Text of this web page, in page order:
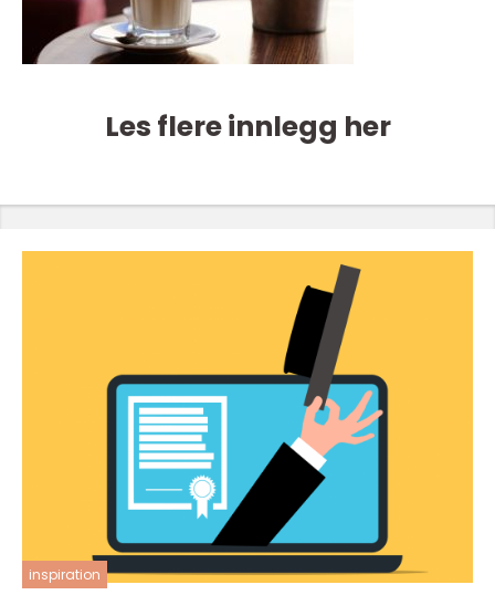
Les flere innlegg her
inspiration